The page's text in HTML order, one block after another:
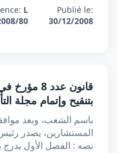
Publié le:
30/12/2008
L
80
بتنقيح وإتمام مجلة
باسم الشعب، وبعد
المستشارين، يصدر رئيس
نصه : الفصل الأول يدرج